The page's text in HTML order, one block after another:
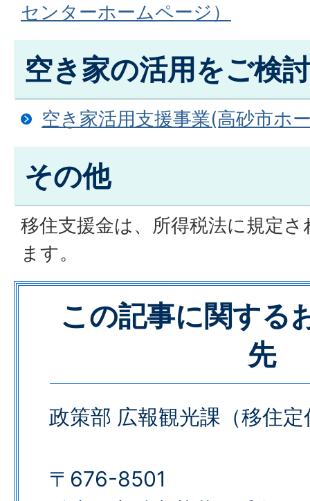
センターホームページ）
空き家の活用をご検
空き家活用支援事業(高砂市ホ
その他
移住支援金は、所得税法に規定
ます。
この記事に関する
先
政策部 広報観光課（移住定
〒676-8501